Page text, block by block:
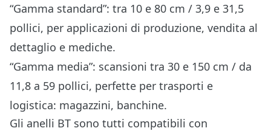
“Gamma standard”: tra 10 e 80 cm / 3,9 e 31,5
pollici, per applicazioni di produzione, vendita al
dettaglio e mediche.
“Gamma media”: scansioni tra 30 e 150 cm / da
11,8 a 59 pollici, perfette per trasporti e
logistica: magazzini, banchine.
Gli anelli BT sono tutti compatibili con